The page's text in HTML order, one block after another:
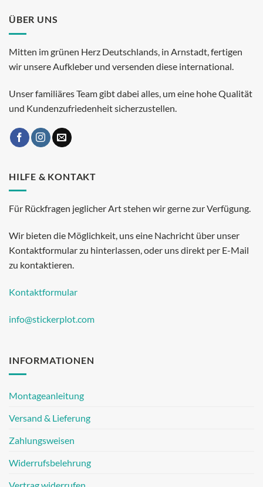
ÜBER UNS
Mitten im grünen Herz Deutschlands, in Arnstadt, fertigen
wir unsere Aufkleber und versenden diese international.
Unser familiäres Team gibt dabei alles, um eine hohe Qualität
und Kundenzufriedenheit sicherzustellen.
HILFE & KONTAKT
Für Rückfragen jeglicher Art stehen wir gerne zur Verfügung.
Wir bieten die Möglichkeit, uns eine Nachricht über unser
Kontaktformular zu hinterlassen, oder uns direkt per E-Mail
zu kontaktieren.
Kontaktformular
info@stickerplot.com
INFORMATIONEN
Montageanleitung
Versand & Lieferung
Zahlungsweisen
Widerrufsbelehrung